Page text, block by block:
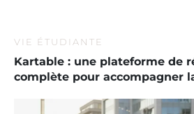
VIE ÉTUDIANTE
Kartable : une plateforme de
complète pour accompagner